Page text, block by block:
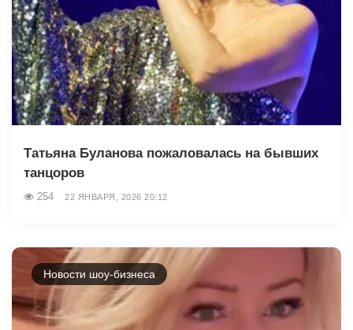
Татьяна Буланова пожаловалась на бывших
танцоров
254 22 ЯНВАРЯ, 2026 20:12
Новости шоу-бизнеса